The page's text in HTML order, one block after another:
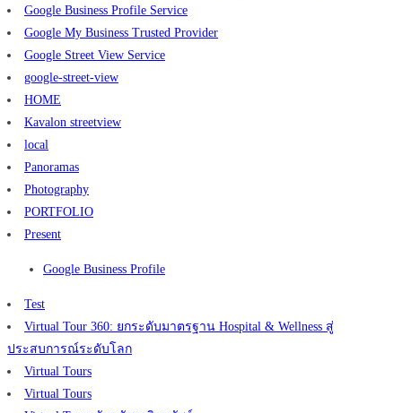
Google Business Profile Service
Google My Business Trusted Provider
Google Street View Service
google-street-view
HOME
Kavalon streetview
local
Panoramas
Photography
PORTFOLIO
Present
Google Business Profile
Test
Virtual Tour 360: ยกระดับมาตรฐาน Hospital & Wellness สู่
ประสบการณ์ระดับโลก
Virtual Tours
Virtual Tours